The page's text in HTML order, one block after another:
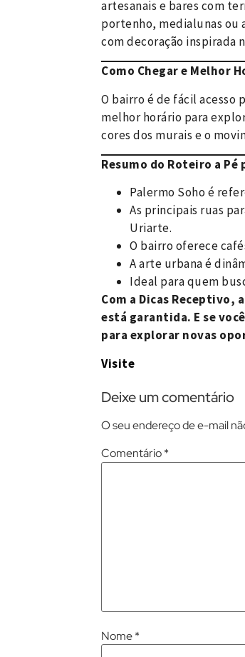
artesanais e bares com
portenho, medialunas ou
com decoração inspirada
Como Chegar e Melhor
O bairro é de fácil acesso
melhor horário para
cores dos murais e o
Resumo do Roteiro a
Palermo Soho é
As principais ruas
Uriarte.
O bairro oferece
A arte urbana é
Ideal para quem
Com a Dicas Receptivo,
está garantida. E se
para explorar novas
Visite
Deixe um comentário
O seu endereço de e-mail
Comentário*
Nome*